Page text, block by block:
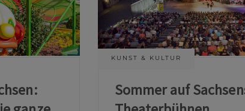
KUNST & KULTUR
Sommer auf